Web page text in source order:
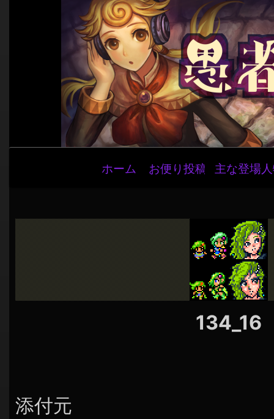
ビ
ゲ
ー
シ
ョ
ホーム お便り投稿 主な登場
134_16
添付元